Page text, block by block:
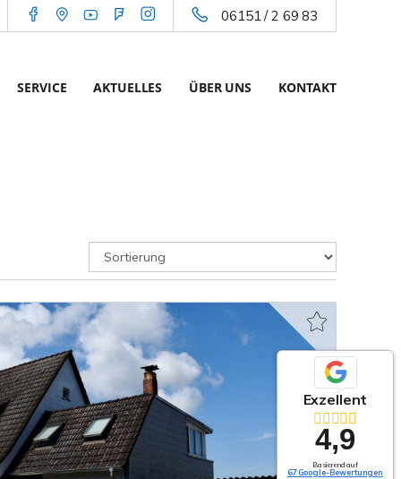
06151 / 2 69 83
SERVICE AKTUELLES ÜBER UNS KONTAKT
Exzellent
4,9
Basierend auf
67 Google-Bewertungen